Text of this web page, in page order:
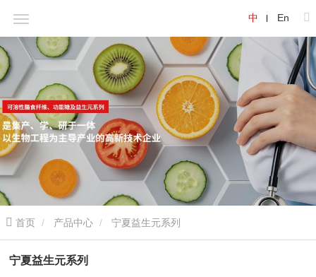
中 En
首页 产品中心 宁夏益生元系列
宁夏益生元系列